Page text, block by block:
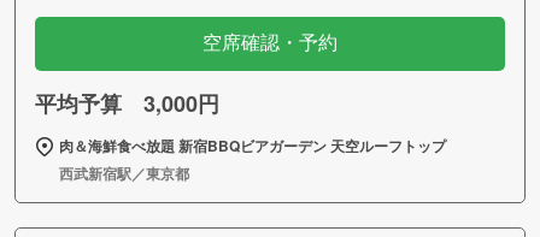
空席確認・予約
平均予算 3,000円
肉＆海鮮食べ放題 新宿BBQビアガーデン 天空ルーフトップ
西武新宿駅／東京都